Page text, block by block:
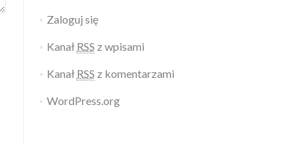
Zaloguj się
Kanał RSS z wpisami
Kanał RSS z komentarzami
WordPress.org